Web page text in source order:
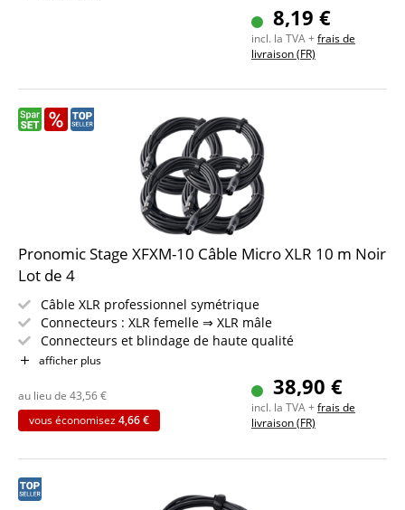
8,19 €
incl. la TVA +frais de
livraison (FR)
Pronomic Stage XFXM-10 Câble Micro XLR 10 m Noir
Lot de 4
Câble XLR professionnel symétrique
Connecteurs : XLR femelle ⇒ XLR mâle
Connecteurs et blindage de haute qualité
Longueur : 10m
Inclus bande auto-agrippante
4 pièces dans le set
afficher plus
38,90 €
incl. la TVA +frais de
livraison (FR)
au lieu de 43,56€
vous économisez4,66 €